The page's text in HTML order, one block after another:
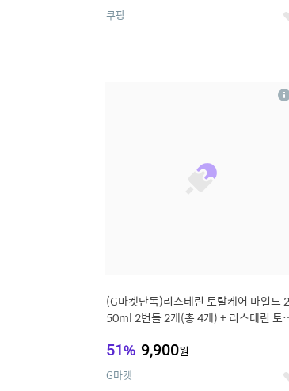
쿠팡
(G마켓단독)리스테린 토탈케어 마일드 2
50ml 2번들 2개(총 4개) + 리스테린 토
51% 9,900원
G마켓